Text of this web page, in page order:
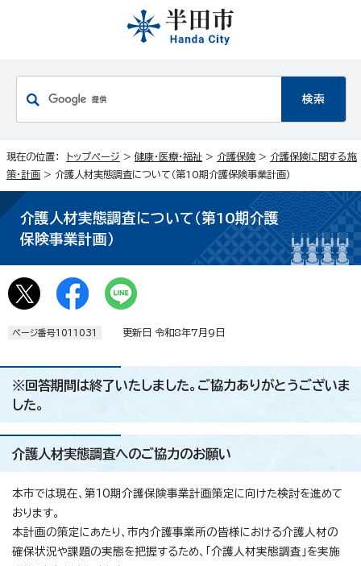
現在の位置： トップページ > 健康・医療・福祉 > 介護保険 > 介護保険に関する施
策・計画 > 介護人材実態調査について（第10期介護保険事業計画）
介護人材実態調査について（第10期介護
保険事業計画）
ページ番号1011031 更新日 令和8年7月9日
※回答期間は終了いたしました。ご協力ありがとうございま
した。
介護人材実態調査へのご協力のお願い
本市では現在、第10期介護保険事業計画策定に向けた検討を進めて
おります。
本計画の策定にあたり、市内介護事業所の皆様における介護人材の
確保状況や課題の実態を把握するため、「介護人材実態調査」を実施